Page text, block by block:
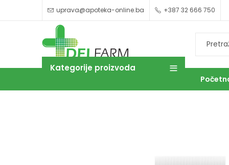
uprava@apoteka-online.ba +387 32 666 750
Kategorije proizvoda